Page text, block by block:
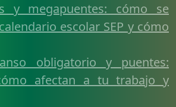
y megapuentes: cómo se
escolar SEP y cómo
obligatorio y puentes:
afectan a tu trabajo y